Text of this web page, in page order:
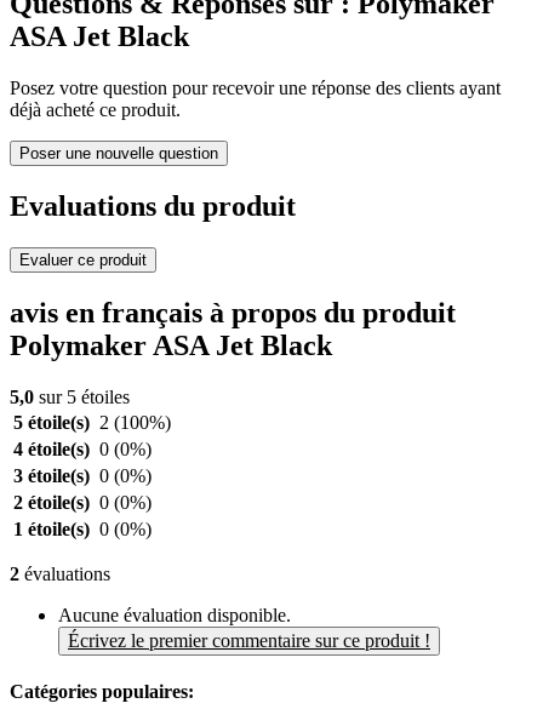
ASA Jet Black
Posez votre question pour recevoir une réponse des clients ayant
déjà acheté ce produit.
Poser une nouvelle question
Evaluations du produit
Evaluer ce produit
avis en français à propos du produit
Polymaker ASA Jet Black
5,0 sur 5 étoiles
5 étoile(s) 2 (100%)
4 étoile(s) 0 (0%)
3 étoile(s) 0 (0%)
2 étoile(s) 0 (0%)
1 étoile(s) 0 (0%)
2 évaluations
Aucune évaluation disponible.
Écrivez le premier commentaire sur ce produit !
Catégories populaires: